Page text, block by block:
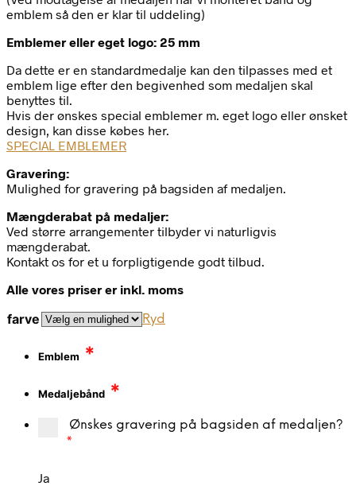
emblem så den er klar til uddeling)
Emblemer eller eget logo: 25 mm
Da dette er en standardmedalje kan den tilpasses med et
emblem lige efter den begivenhed som medaljen skal
benyttes til.
Hvis der ønskes special emblemer m. eget logo eller ønsket
design, kan disse købes her.
SPECIAL EMBLEMER
Gravering:
Mulighed for gravering på bagsiden af medaljen.
Mængderabat på medaljer:
Ved større arrangementer tilbyder vi naturligvis
mængderabat.
Kontakt os for et u forpligtigende godt tilbud.
Alle vores priser er inkl. moms
farve Ryd
Emblem *
Medaljebånd *
Ønskes gravering på bagsiden af medaljen?
*
Ja